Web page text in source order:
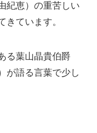
紀恵）の重苦しい
きています。
る葉山晶貴伯爵
が語る言葉で少し